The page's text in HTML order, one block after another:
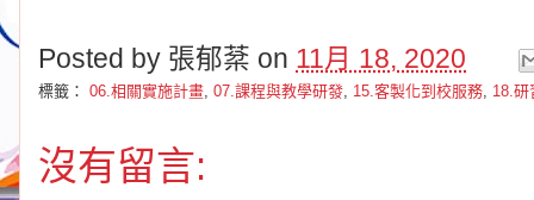
Posted by 張郁棻 on 11月 18, 2020
標籤： 06.相關實施計畫 07.課程與教學研發 15.客製化到校服務 18.研
沒有留言: